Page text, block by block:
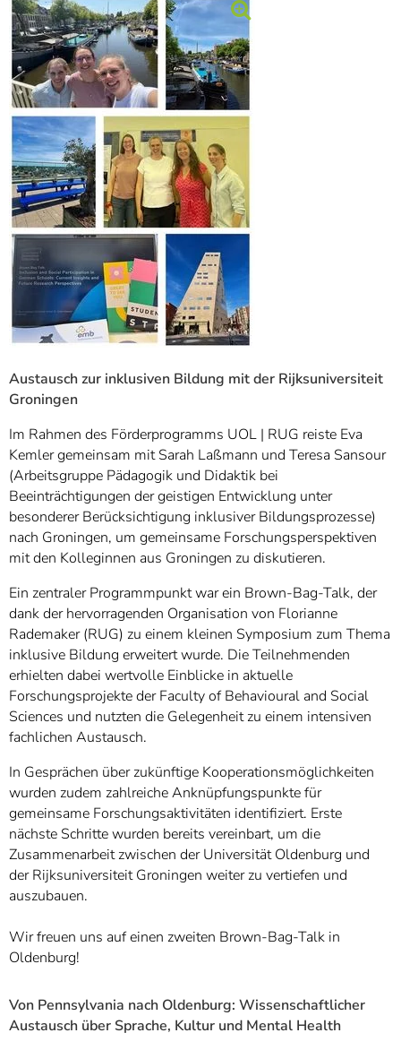
Austausch zur inklusiven Bildung mit der Rijksuniversiteit
Groningen
Im Rahmen des Förderprogramms UOL | RUG reiste Eva
Kemler gemeinsam mit Sarah Laßmann und Teresa Sansour
(Arbeitsgruppe Pädagogik und Didaktik bei
Beeinträchtigungen der geistigen Entwicklung unter
besonderer Berücksichtigung inklusiver Bildungsprozesse)
nach Groningen, um gemeinsame Forschungsperspektiven
mit den Kolleginnen aus Groningen zu diskutieren.
Ein zentraler Programmpunkt war ein Brown-Bag-Talk, der
dank der hervorragenden Organisation von Florianne
Rademaker (RUG) zu einem kleinen Symposium zum Thema
inklusive Bildung erweitert wurde. Die Teilnehmenden
erhielten dabei wertvolle Einblicke in aktuelle
Forschungsprojekte der Faculty of Behavioural and Social
Sciences und nutzten die Gelegenheit zu einem intensiven
fachlichen Austausch.
In Gesprächen über zukünftige Kooperationsmöglichkeiten
wurden zudem zahlreiche Anknüpfungspunkte für
gemeinsame Forschungsaktivitäten identifiziert. Erste
nächste Schritte wurden bereits vereinbart, um die
Zusammenarbeit zwischen der Universität Oldenburg und
der Rijksuniversiteit Groningen weiter zu vertiefen und
auszubauen.
Wir freuen uns auf einen zweiten Brown-Bag-Talk in
Oldenburg!
Von Pennsylvania nach Oldenburg: Wissenschaftlicher
Austausch über Sprache, Kultur und Mental Health